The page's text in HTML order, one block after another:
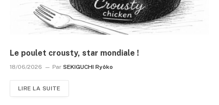
Le poulet crousty, star mondiale !
18/06/2026 Par SEKIGUCHI Ryôko
LIRE LA SUITE